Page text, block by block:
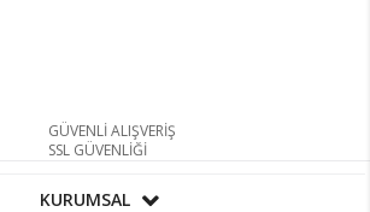
GÜVENLİ ALIŞVERİŞ
SSL GÜVENLİĞİ
KURUMSAL